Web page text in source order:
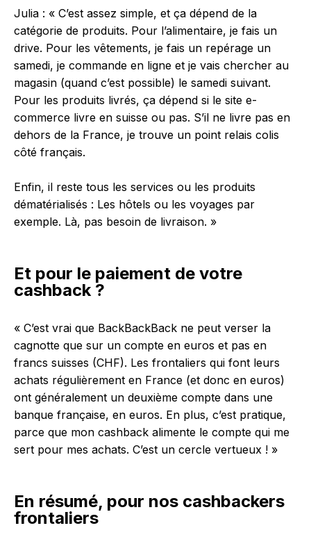
Julia : « C’est assez simple, et ça dépend de la
catégorie de produits. Pour l’alimentaire, je fais un
drive. Pour les vêtements, je fais un repérage un
samedi, je commande en ligne et je vais chercher au
magasin (quand c’est possible) le samedi suivant.
Pour les produits livrés, ça dépend si le site e-
commerce livre en suisse ou pas. S’il ne livre pas en
dehors de la France, je trouve un point relais colis
côté français.
Enfin, il reste tous les services ou les produits
dématérialisés : Les hôtels ou les voyages par
exemple. Là, pas besoin de livraison. »
Et pour le paiement de votre
cashback ?
« C’est vrai que BackBackBack ne peut verser la
cagnotte que sur un compte en euros et pas en
francs suisses (CHF). Les frontaliers qui font leurs
achats régulièrement en France (et donc en euros)
ont généralement un deuxième compte dans une
banque française, en euros. En plus, c’est pratique,
parce que mon cashback alimente le compte qui me
sert pour mes achats. C’est un cercle vertueux ! »
En résumé, pour nos cashbackers
frontaliers